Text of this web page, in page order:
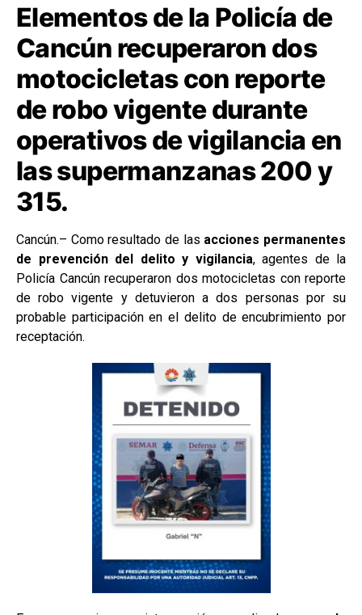
Elementos de la Policía de
Cancún recuperaron dos
motocicletas con reporte
de robo vigente durante
operativos de vigilancia en
las supermanzanas 200 y
315.
Cancún.– Como resultado de las acciones permanentes
de prevención del delito y vigilancia, agentes de la
Policía Cancún recuperaron dos motocicletas con reporte
de robo vigente y detuvieron a dos personas por su
probable participación en el delito de encubrimiento por
receptación.